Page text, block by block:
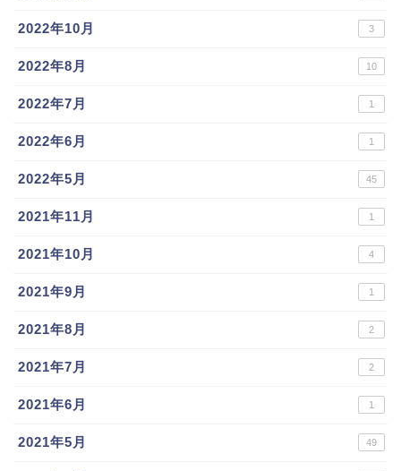
2022年10月 3
2022年8月 10
2022年7月 1
2022年6月 1
2022年5月 45
2021年11月 1
2021年10月 4
2021年9月 1
2021年8月 2
2021年7月 2
2021年6月 1
2021年5月 49